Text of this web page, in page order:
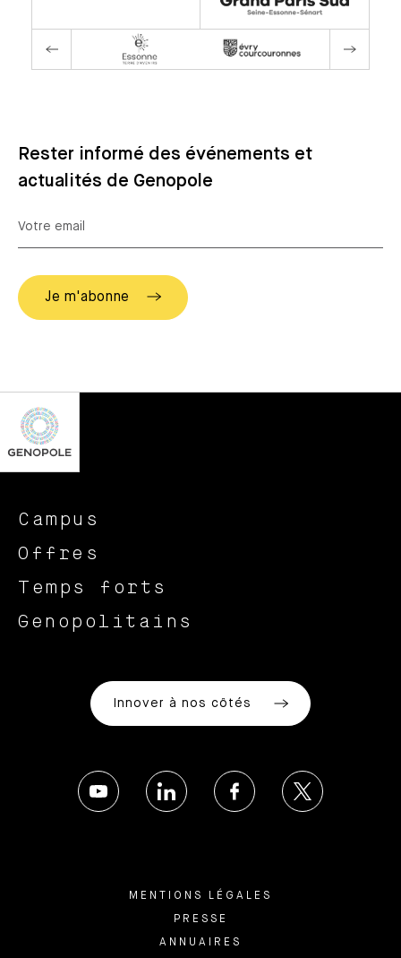
Rester informé des événements et
actualités de Genopole
Campus
Offres
Temps forts
Genopolitains
Innover à nos côtés
MENTIONS LÉGALES
PRESSE
ANNUAIRES